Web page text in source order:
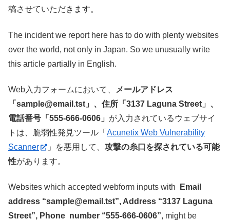
稿させていただきます。
The incident we report here has to do with plenty websites
over the world, not only in Japan. So we unusually write
this article partially in English.
Web入力フォームにおいて、
メールアドレス
「sample@email.tst」、住所「3137 Laguna Street」、
電話番号「555-666-0606」 が入力されているウェブサイ
トは、脆弱性発見ツール「 Acunetix Web Vulnerability
Scanner
」を悪用して、 攻撃の糸口を探されている可能
性があります。
Websites which accepted webform inputs with
Email
address “sample@email.tst”, Address “3137 Laguna
Street”, Phone number “555-666-0606”, might be